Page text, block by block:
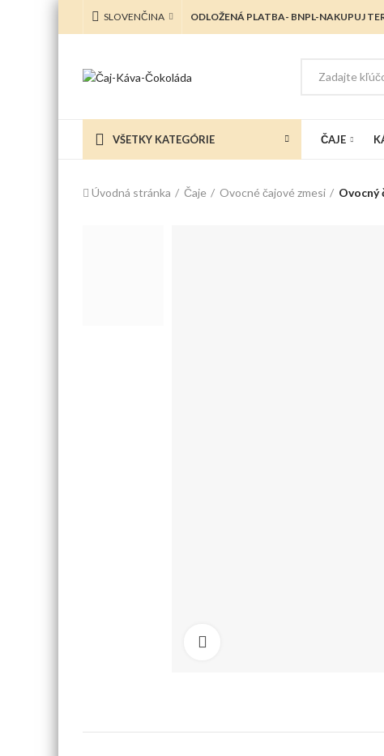
SLOVENČINA ODLOŽENÁ PLATBA- BNPL-NAKUPUJ
VŠETKY KATEGÓRIE ČAJE
Úvodná stránka Čaje Ovocné čajové zmesi Ovocný